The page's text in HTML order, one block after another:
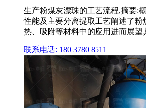
生产粉煤灰漂珠的工艺流程,摘要:
性能及主要分离提取工艺阐述了粉
热、吸附等材料中的应用进而展望
联系电话: 180 3780 8511